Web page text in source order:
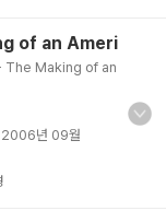
of an Ameri
The Making of an
2006년 09월